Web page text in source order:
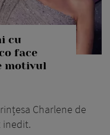
cu
face
motivul
Charlene de
inedit.